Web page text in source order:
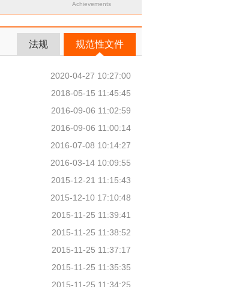
Achievements
法规 规范性文件
2020-04-27 10:27:00
2018-05-15 11:45:45
2016-09-06 11:02:59
2016-09-06 11:00:14
2016-07-08 10:14:27
2016-03-14 10:09:55
2015-12-21 11:15:43
2015-12-10 17:10:48
2015-11-25 11:39:41
2015-11-25 11:38:52
2015-11-25 11:37:17
2015-11-25 11:35:35
2015-11-25 11:34:25